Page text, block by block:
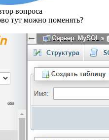
вопроса
тут можно поменять?